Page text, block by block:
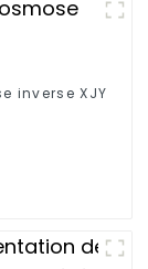
inverse XJY